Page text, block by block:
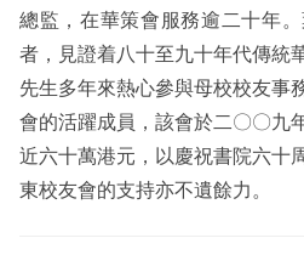
總監，在華策會服務逾二十年
者，見證着八十至九十年代傳統
先生多年來熱心參與母校校友事
會的活躍成員，該會於二〇〇九
近六十萬港元，以慶祝書院六十
東校友會的支持亦不遺餘力。